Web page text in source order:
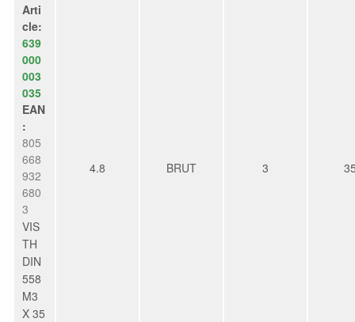
Arti
cle:
639
000
003
035
EAN
:
805
668
932
680
3
VIS
TH
DIN
558
M3
X 35
4.8 BRUT 3